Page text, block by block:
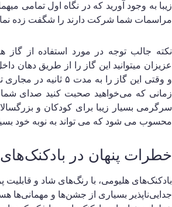
به وجود آورید که در نگاه اول تمامی
شما شرکت دارند را شگفت زده
جالب توجه در مورد استفاده از گاز
میتوانید این گاز را از طریق دهان
و وقتی این گاز را به مدت ۵
که می‌خواهید صحبت کنید صدای شما
بسیار زیبا برای کودکان و
می شود که می تواند به نوبه خود
پنهان در
هلیومی، با رنگ‌های شاد و قابلیت
بسیاری از جشن‌ها و مهمانی‌ها